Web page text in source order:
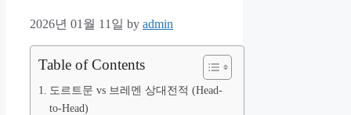
2026년 01월 11일 by admin
Table of Contents
도르트문 vs 브레멘 상대전적 (Head-
to-Head)